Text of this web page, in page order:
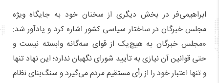
ابراهیمی‌فر در بخش دیگری از سخنان خود به جایگاه ویژه
مجلس خبرگان در ساختار سیاسی کشور اشاره کرد و یادآور شد:
«مجلس خبرگان به هیچ‌یک از قوای سه‌گانه وابسته نیست و
حتی قوانین آن نیازی به تأیید شورای نگهبان ندارد؛ این نهاد تنها
و تنها اعتبار خود را از رأی مستقیم مردم می‌گیرد و سنگ‌بنای نظام